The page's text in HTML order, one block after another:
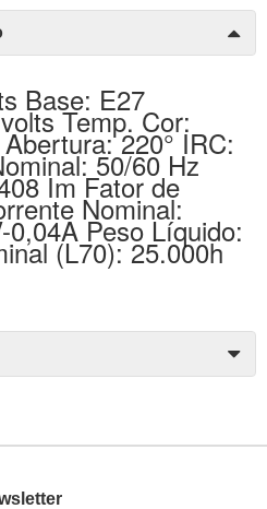
Base: E27
Temp. Cor:
220° IRC:
50/60 Hz
Im Fator de
Nominal:
0,04A Peso Líquido:
(L70): 25.000h